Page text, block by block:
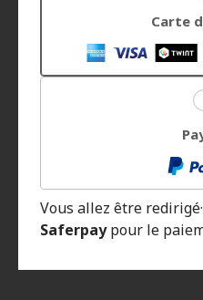
Carte
Vous allez être
Saferpaypour le